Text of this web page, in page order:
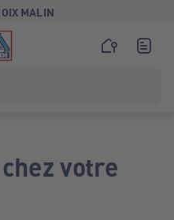
MALIN
votre